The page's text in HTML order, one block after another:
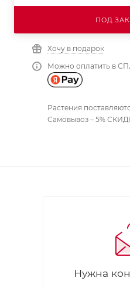
ПОД
Хочу в подарок
Можно оплатить в
Растения
Самовывоз – 5%
Нужна